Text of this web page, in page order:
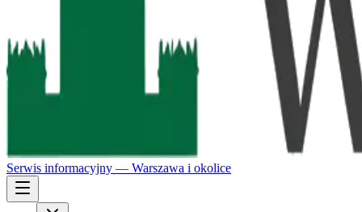
Serwis informacyjny — Warszawa i okolice